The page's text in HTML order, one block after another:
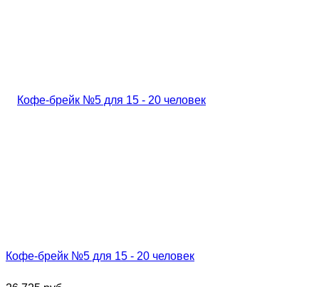
Кофе-брейк №5 для 15 - 20 человек